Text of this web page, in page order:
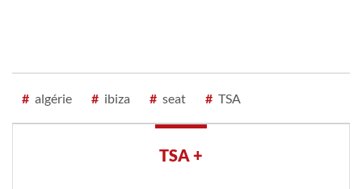
# algérie # ibiza # seat # TSA
TSA +